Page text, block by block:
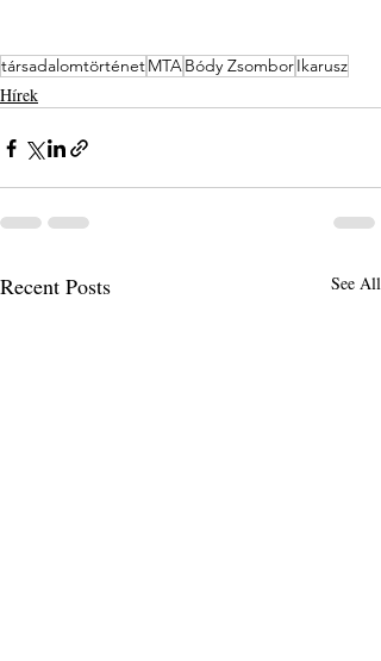
társadalomtörténetMTABódy ZsomborIkarusz
Hírek
Recent Posts See All